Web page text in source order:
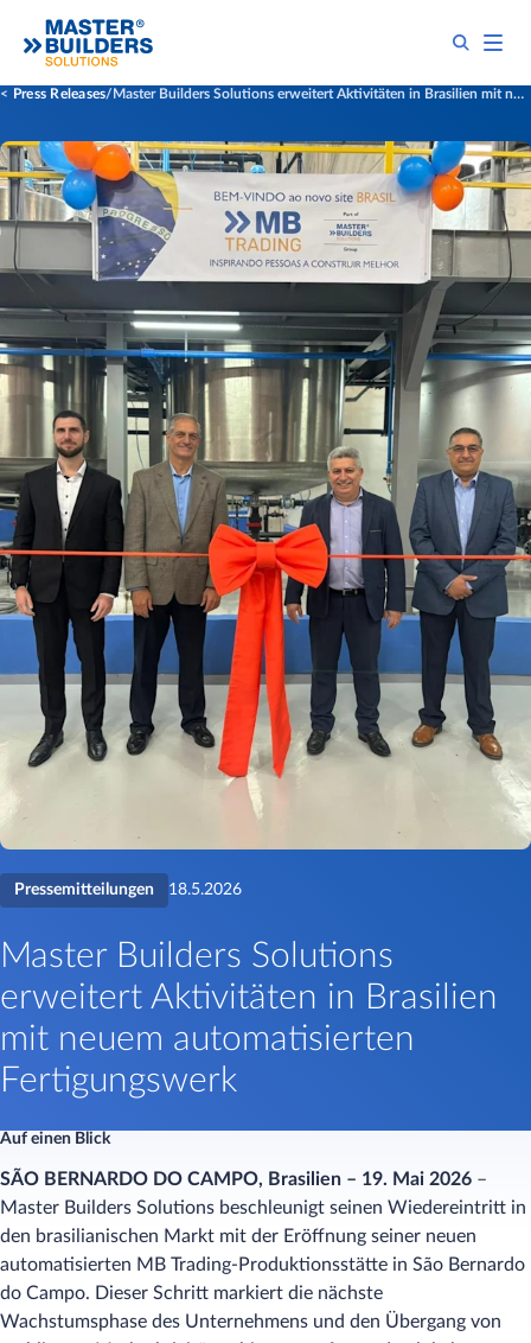
Press Releases Master Builders Solutions erweitert Aktivitäten in Brasilien mit neuem automatisierten Fertigungswerk
Pressemitteilungen 18.5.2026
Master Builders Solutions
erweitert Aktivitäten in Brasilien
mit neuem automatisierten
Fertigungswerk
Auf einen Blick
SÃO BERNARDO DO CAMPO, Brasilien – 19. Mai 2026 –
Master Builders Solutions beschleunigt seinen Wiedereintritt in
den brasilianischen Markt mit der Eröffnung seiner neuen
automatisierten MB Trading-Produktionsstätte in São Bernardo
do Campo. Dieser Schritt markiert die nächste
Wachstumsphase des Unternehmens und den Übergang von